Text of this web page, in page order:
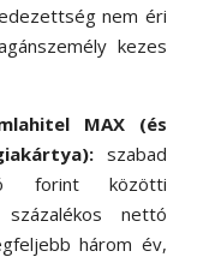
nem éri
kezes
MAX (és
: szabad
forint közötti
nettó
három év,